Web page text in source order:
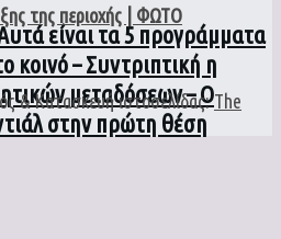
είναι τα 5 προγράμματα
– Συντριπτική η
μεταδόσεων – Ο
στην πρώτη θέση
της περιοχής | ΦΩΤΟ
& Κατασκευή ιστοσελίδας:The